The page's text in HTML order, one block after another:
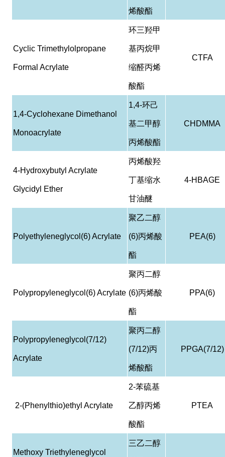
烯酸酯
Cyclic Trimethylolpropane
Formal Acrylate
环三羟甲
基丙烷甲
缩醛丙烯
酸酯
CTFA
1,4-Cyclohexane Dimethanol
Monoacrylate
1,4-环己
基二甲醇
丙烯酸酯
CHDMMA
4-Hydroxybutyl Acrylate
Glycidyl Ether
丙烯酸羟
丁基缩水
甘油醚
4-HBAGE
Polyethyleneglycol(6) Acrylate
聚乙二醇
(6)丙烯酸
酯
PEA(6)
Polypropyleneglycol(6) Acrylate
聚丙二醇
(6)丙烯酸
酯
PPA(6)
Polypropyleneglycol(7/12)
Acrylate
聚丙二醇
(7/12)丙
烯酸酯
PPGA(7/12)
2-(Phenylthio)ethyl Acrylate
2-苯硫基
乙醇丙烯
酸酯
PTEA
Methoxy Triethyleneglycol
三乙二醇